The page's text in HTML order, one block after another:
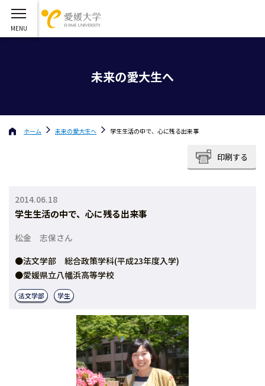
未来の愛大生へ
ホーム 未来の愛大生へ 学生生活の中で、心に残る出来事
印刷する
2014.06.18
学生生活の中で、心に残る出来事
松金 志保さん
●法文学部 総合政策学科(平成23年度入学)
●愛媛県立八幡浜高等学校
法文学部 学生